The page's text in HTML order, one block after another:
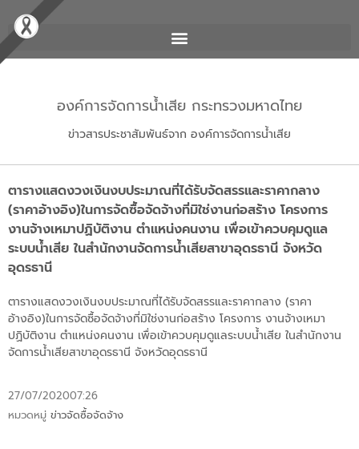
องค์การจัดการน้ำเสีย กระทรวงมหาดไทย
ข่าวสารประชาสัมพันธ์จาก องค์การจัดการน้ำเสีย
ตารางแสดงวงเงินงบประมาณที่ได้รับจัดสรรและราคากลาง
(ราคาอ้างอิง)ในการจัดซื้อจัดจ้างที่มิใช่งานก่อสร้าง โครงการ
งานจ้างเหมาปฏิบัติงาน ตำแหน่งคนงาน เพื่อเข้าควบคุมดูแล
ระบบน้ำเสีย ในสำนักงานจัดการน้ำเสียสาขาอุดรธานี จังหวัด
อุดรธานี
ตารางแสดงวงเงินงบประมาณที่ได้รับจัดสรรและราคากลาง (ราคา
อ้างอิง)ในการจัดซื้อจัดจ้างที่มิใช่งานก่อสร้าง โครงการ งานจ้างเหมา
ปฏิบัติงาน ตำแหน่งคนงาน เพื่อเข้าควบคุมดูแลระบบน้ำเสีย ในสำนักงาน
จัดการน้ำเสียสาขาอุดรธานี จังหวัดอุดรธานี
27/07/202007:26
หมวดหมู่ ข่าวจัดซื้อจัดจ้าง